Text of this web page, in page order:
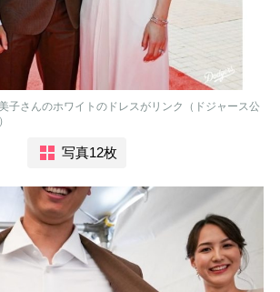
子さんのホワイトのドレスがリンク（ドジャース公
写真12枚